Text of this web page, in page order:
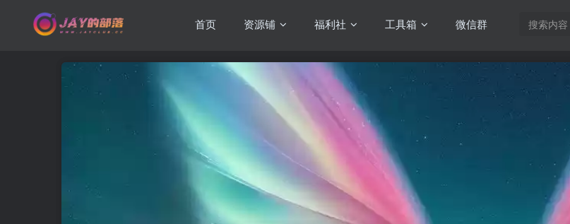
首页 资源铺 福利社 工具箱 微信群